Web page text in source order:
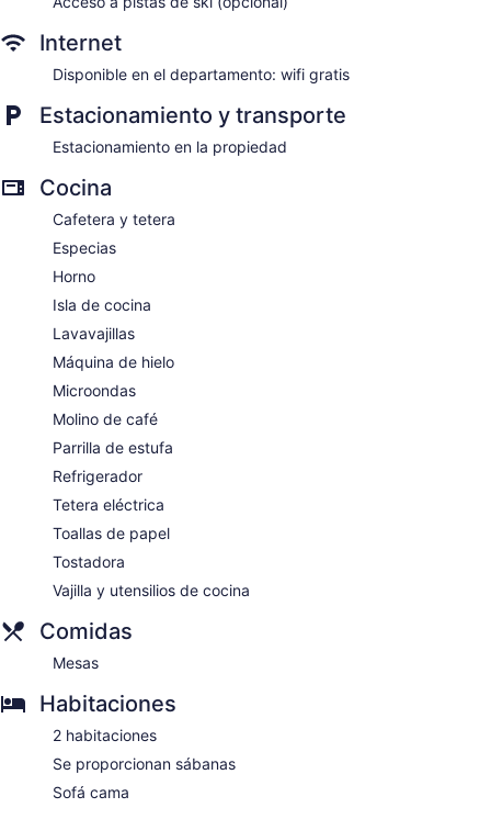
Internet
Disponible en el departamento: wifi gratis
Estacionamiento y transporte
Estacionamiento en la propiedad
Cocina
Cafetera y tetera
Especias
Horno
Isla de cocina
Lavavajillas
Máquina de hielo
Microondas
Molino de café
Parrilla de estufa
Refrigerador
Tetera eléctrica
Toallas de papel
Tostadora
Vajilla y utensilios de cocina
Comidas
Mesas
Habitaciones
2 habitaciones
Se proporcionan sábanas
Sofá cama